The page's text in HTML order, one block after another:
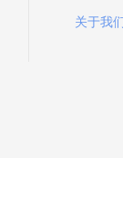
关于我